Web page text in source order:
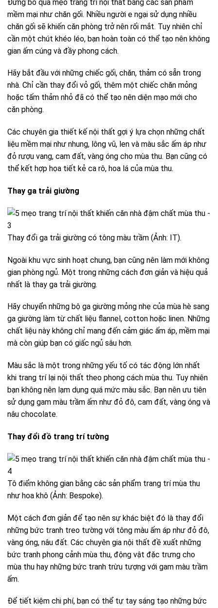
Đừng bỏ qua mẹo trang trí nội thất bằng các sản phẩm
mềm mại như chăn gối. Nhiều người e ngại sử dụng nhiều
chăn gối sẽ khiến căn phòng trở nên rối mắt. Tuy nhiên chỉ
cần một chút khéo léo, bạn hoàn toàn có thể tạo nên không
gian ấm cúng và đầy phong cách.
Hãy bắt đầu với những chiếc gối, chăn, thảm có sẵn trong
nhà. Chỉ cần thay đổi vỏ gối, thêm một chiếc chăn mỏng
hoặc tấm thảm nhỏ đã có thể tạo nên diện mạo mới cho
căn phòng.
Các chuyên gia thiết kế nội thất gợi ý lựa chọn những chất
liệu mềm mại như nhung, lông vũ, len và màu sắc ấm áp như
đỏ rượu vang, cam đất, vàng óng cho mùa thu. Bạn cũng có
thể kết hợp họa tiết kẻ ca rô, hoa lá của mùa thu.
Thay ga trải giường
Thay đổi ga trải giường có tông màu trầm (Ảnh: IT).
Ngoài khu vực sinh hoạt chung, bạn cũng nên làm mới không
gian phòng ngủ. Một trong những cách đơn giản và hiệu quả
nhất là thay ga trải giường.
Hãy chuyển những bộ ga giường mỏng nhẹ của mùa hè sang
ga giường làm từ chất liệu flannel, cotton hoặc linen. Những
chất liệu này không chỉ mang đến cảm giác ấm áp, mềm mại
mà còn giúp bạn có giấc ngủ sâu hơn.
Màu sắc là một trong những yếu tố có tác động lớn nhất
khi trang trí lại nội thất theo phong cách mùa thu. Tuy nhiên
bạn không nên lạm dụng quá mức màu sắc. Bạn nên ưu tiên
sử dụng gam màu trầm ấm như đỏ đô, cam đất, vàng óng và
nâu chocolate.
Thay đổi đồ trang trí tường
Tô điểm không gian bằng các sản phẩm trang trí mùa thu
như hoa khô (Ảnh: Bespoke).
Một cách đơn giản để tạo nên sự khác biệt đó là thay đổi
những bức tranh treo tường với tông màu ấm áp như đỏ đô,
vàng óng, nâu đất. Các chuyên gia nội thất đề xuất những
bức tranh phong cảnh mùa thu, động vật đặc trưng cho
mùa thu hay những bức tranh trừu tượng với gam màu trầm
ấm.
Để tiết kiệm chi phí, bạn có thể tự tay sáng tạo những bức